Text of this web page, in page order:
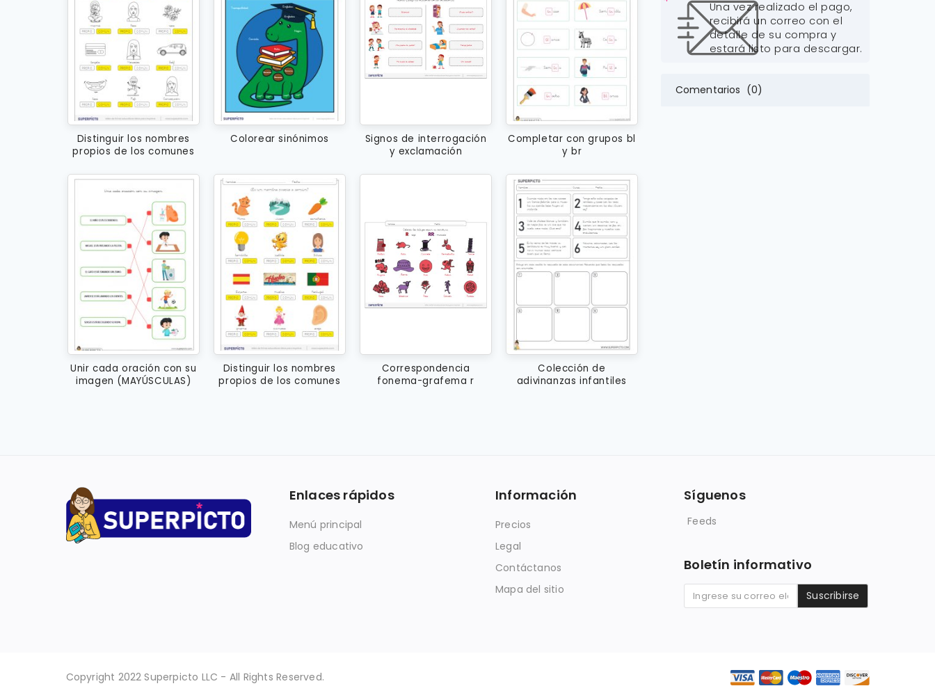
Distinguir los nombres
propios de los comunes
Colorear sinónimos
Signos de interrogación
y exclamación
Completar con grupos bl
y br
Unir cada oración con su
imagen (MAYÚSCULAS)
Distinguir los nombres
propios de los comunes
Correspondencia
fonema-grafema r
Colección de
adivinanzas infantiles
Una vez realizado el pago,
recibirá un correo con el
detalle de su compra y
estará listo para descargar.
Comentarios (0)
Enlaces rápidos
Menú principal
Blog educativo
Información
Precios
Legal
Contáctanos
Mapa del sitio
Síguenos
Feeds
Boletín informativo
Suscribirse
Copyright 2022 Superpicto LLC - All Rights Reserved.